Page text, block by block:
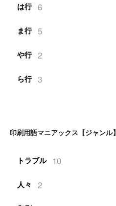
は行 6
ま行 5
や行 2
ら行 3
印刷用語マニアックス【ジャンル】
トラブル 10
人々 2